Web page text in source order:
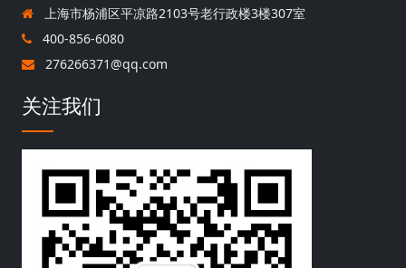
上海市杨浦区平凉路2103号老行政楼3楼307室
400-856-6080
276266371@qq.com
关注我们